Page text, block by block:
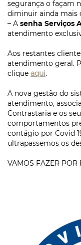
segurança o façam
diminuir ainda mais
– A senha Serviços
atendimento
Aos restantes
atendimento geral.
clique aqui.
A nova gestão do
atendimento,
Contrastaria e os
comportamentos
contágio por Covid
ultrapassemos os
VAMOS FAZER POR